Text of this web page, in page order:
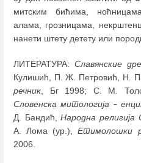
митским бићима,
алама, грозницама,
нанети штету детету или
ЛИТЕРАТУРА: Славянские
Кулишић, П. Ж. Петровић, Н.
речник , Бг 1998; С. М.
Словенска митологија –
Д. Бандић,Народна религија
А. Лома (ур.),Етимолошки
2006.